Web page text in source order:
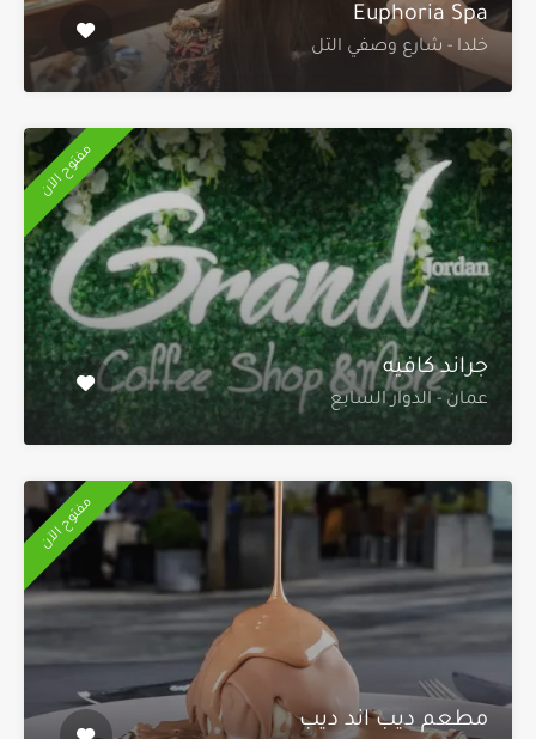
Euphoria Spa
خلدا - شارع وصفي التل
مفتوح الآن
جراند كافيه
عمان - الدوار السابع
مفتوح الآن
مطعم ديب اند ديب